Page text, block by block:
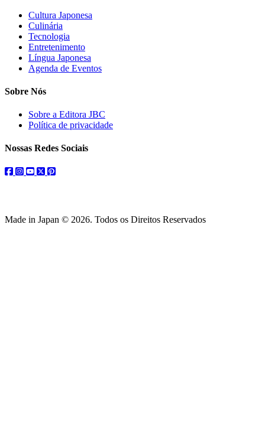
Cultura Japonesa
Culinária
Tecnologia
Entretenimento
Língua Japonesa
Agenda de Eventos
Sobre Nós
Sobre a Editora JBC
Política de privacidade
Nossas Redes Sociais
facebook
instagram
youtube
twitterpinterest
Made in Japan © 2026. Todos os Direitos Reservados